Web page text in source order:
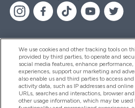
Βοήθεια & Πληροφορίες
Προϊόντα
We use cookies and other tracking tools on
provided by third parties, to operate and
social media features, enhance performance,
experiences, support our marketing and
also enable us and third parties to access
activity data, such as IP addresses and
URLs, searches and interactions, browser
other usage information, which may be used